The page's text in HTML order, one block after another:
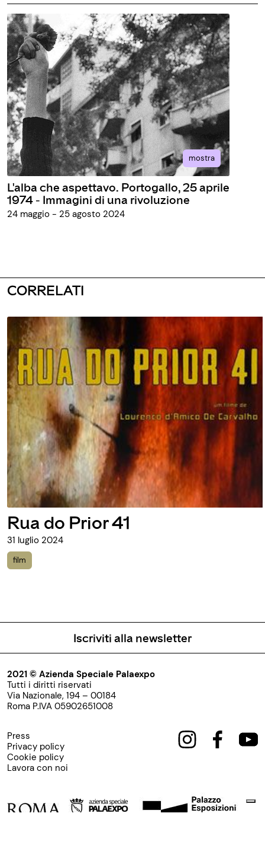
mostra
L'alba che aspettavo. Portogallo, 25 aprile
1974 - Immagini di una rivoluzione
24 maggio - 25 agosto 2024
CORRELATI
Bom Povo Português
25 luglio 2024
Iscriviti alla newsletter
2021 © Azienda Speciale Palaexpo
Tutti i diritti riservati
Via Nazionale, 194 – 00184
Roma P.IVA 05902651008
Press
Privacy policy
Cookie policy
Lavora con noi